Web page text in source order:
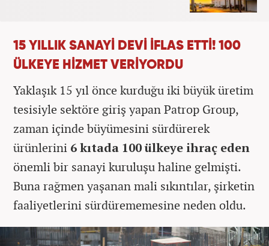
15 YILLIK SANAYİ DEVİ İFLAS ETTİ! 100
ÜLKEYE HİZMET VERİYORDU
Yaklaşık 15 yıl önce kurduğu iki büyük üretim
tesisiyle sektöre giriş yapan Patrop Group,
zaman içinde büyümesini sürdürerek
ürünlerini 6 kıtada 100 ülkeye ihraç eden
önemli bir sanayi kuruluşu haline gelmişti.
Buna rağmen yaşanan mali sıkıntılar, şirketin
faaliyetlerini sürdürememesine neden oldu.